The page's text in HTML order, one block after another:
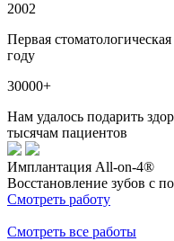
2002
Первая
году
30000+
Нам удалось подарить
тысячам пациентов
Имплантация All-on-4®
Восстановление зубов с
Смотреть работу
Смотреть все работы